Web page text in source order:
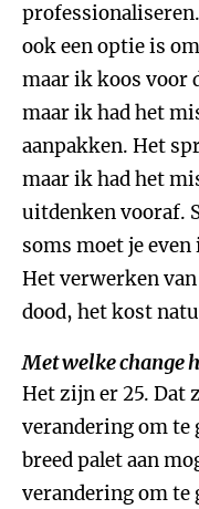
ook een optie is
maar ik koos voor
maar ik had het
aanpakken. Het
maar ik had het
uitdenken vooraf.
soms moet je
Het verwerken
dood, het kost
Met welke change
Het zijn er 25. Dat
verandering om te
breed palet aan
verandering om te